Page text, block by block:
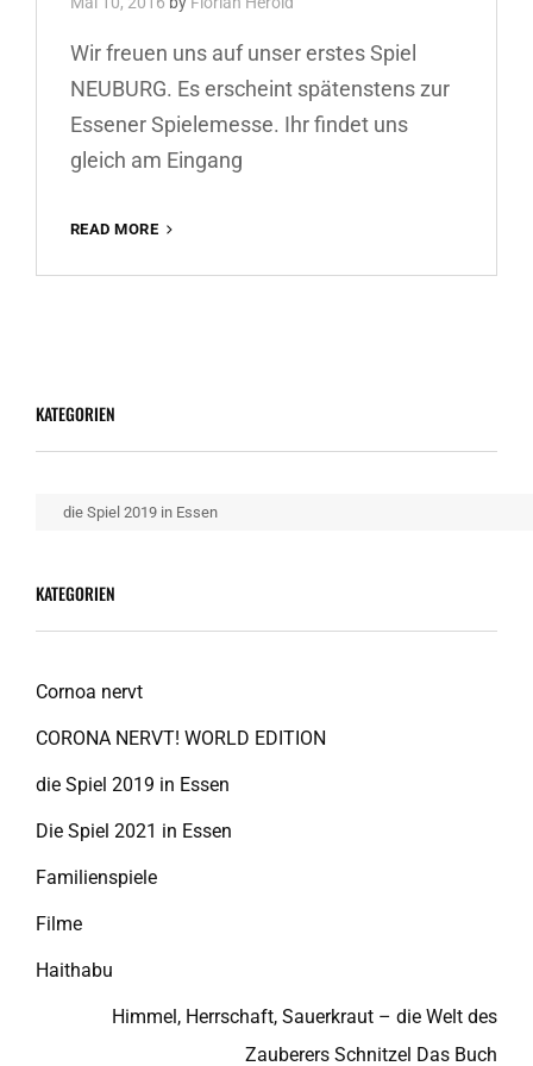
Wir freuen uns auf unser erstes Spiel
NEUBURG. Es erscheint spätenstens zur
Essener Spielemesse. Ihr findet uns
gleich am Eingang
READ MORE
ENDE
KATEGORIEN
Kategorien
KATEGORIEN
Cornoa nervt
CORONA NERVT! WORLD EDITION
die Spiel 2019 in Essen
Die Spiel 2021 in Essen
Familienspiele
Filme
Haithabu
Himmel, Herrschaft, Sauerkraut – die Welt des
Zauberers Schnitzel Das Buch